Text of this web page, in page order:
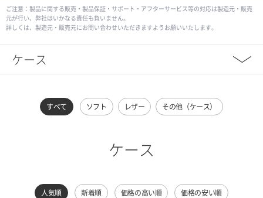
ご注意：製品に関する販売・製品保証・サポート・アフターサービス等の対応は製造元・販売
元が行い、弊社はいかなる責任も負いません。
詳しくは、製造元・販売元にお問い合わせいただきますようお願いいたします。
ケース
すべて ソフト レザー その他（ケース）
ケース
人気順 新着順 価格の高い順 価格の安い順